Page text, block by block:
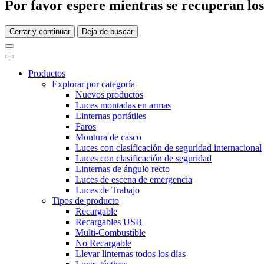
Por favor espere mientras se recuperan
Cerrar y continuar Deja de buscar
Productos
Explorar por categoría
Nuevos productos
Luces montadas en armas
Linternas portátiles
Faros
Montura de casco
Luces con clasificación de seguridad internacional
Luces con clasificación de seguridad
Linternas de ángulo recto
Luces de escena de emergencia
Luces de Trabajo
Tipos de producto
Recargable
Recargables USB
Multi-Combustible
No Recargable
Llevar linternas todos los días